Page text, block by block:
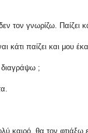
τον γνωρίζω. Παίζει
κάτι παίζει και μου
διαγράψω ;
καιρό, θα τον φτιάξω